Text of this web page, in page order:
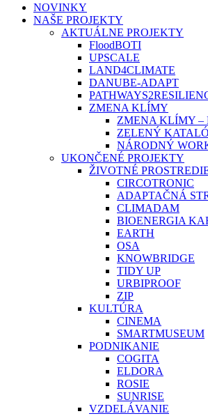
search
Menu
NOVINKY
NAŠE PROJEKTY
AKTUÁLNE PROJEKTY
FloodBOTI
UPSCALE
LAND4CLIMATE
DANUBE-ADAPT
ZMENA KLÍMY
ZMENA KLÍMY –
ZELENÝ
NÁRODNÝ
UKONČENÉ PROJEKTY
ŽIVOTNÉ
CIRCOTRONIC
ADAPTAČNÁ
CLIMADAM
BIOENERGIA
EARTH
OSA
KNOWBRIDGE
TIDY UP
URBIPROOF
ZIP
KULTÚRA
CINEMA
SMARTMUSEUM
PODNIKANIE
COGITA
ELDORA
ROSIE
SUNRISE
VZDELÁVANIE